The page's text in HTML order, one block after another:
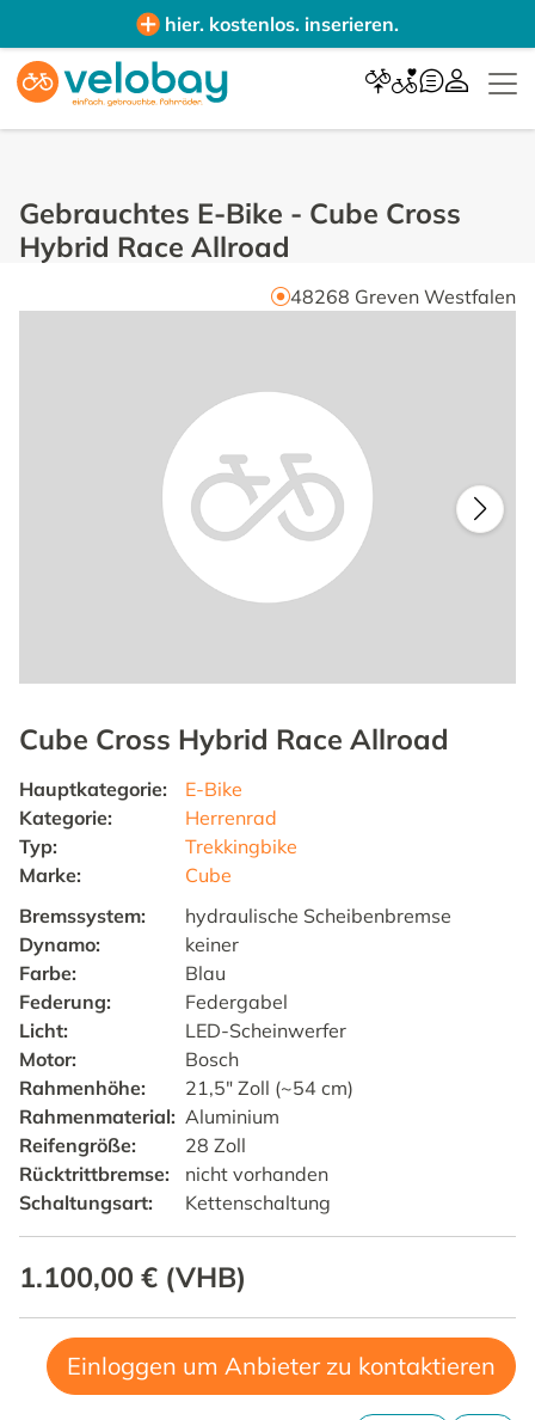
hier. kostenlos. inserieren.
Gebrauchtes E-Bike - Cube Cross
Hybrid Race Allroad
48268 Greven Westfalen
Cube Cross Hybrid Race Allroad
Hauptkategorie:
E-Bike
Kategorie:
Herrenrad
Typ:
Trekkingbike
Marke:
Cube
Bremssystem:
hydraulische Scheibenbremse
Dynamo:
keiner
Farbe:
Blau
Federung:
Federgabel
Licht:
LED-Scheinwerfer
Motor:
Bosch
Rahmenhöhe:
21,5" Zoll (~54 cm)
Rahmenmaterial: Aluminium
Reifengröße:
28 Zoll
Rücktrittbremse:
nicht vorhanden
Schaltungsart: Kettenschaltung
1.100,00 € (VHB)
Einloggen um Anbieter zu kontaktieren